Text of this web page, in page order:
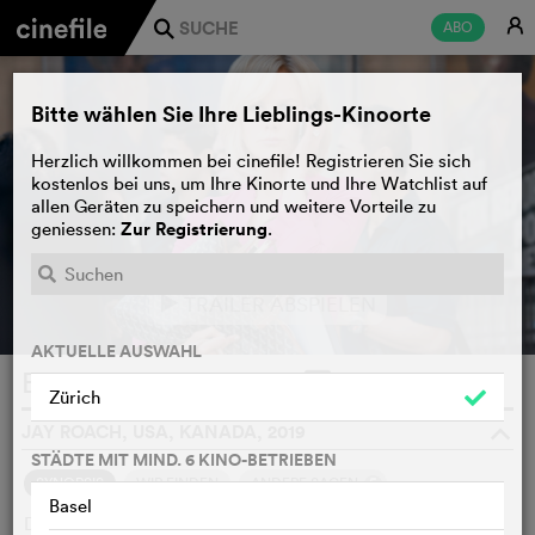
ABO E
j
TRAILER ABSPIELEN
Bombshell
SYNOPSIS WIR FINDEN ANDERE SAGEN 5
Der Fernsehproduzent und republikanische Strippenzieher
Bitte wählen Sie Ihre Lieblings-Kinoorte
Herzlich willkommen bei cinefile! Registrieren Sie sich
kostenlos bei uns, um Ihre Kinorte und Ihre Watchlist auf
allen Geräten zu speichern und weitere Vorteile zu
geniessen: Zur Registrierung.
AKTUELLE AUSWAHL
Zürich
STÄDTE MIT MIND. 6 KINO-BETRIEBEN
Basel